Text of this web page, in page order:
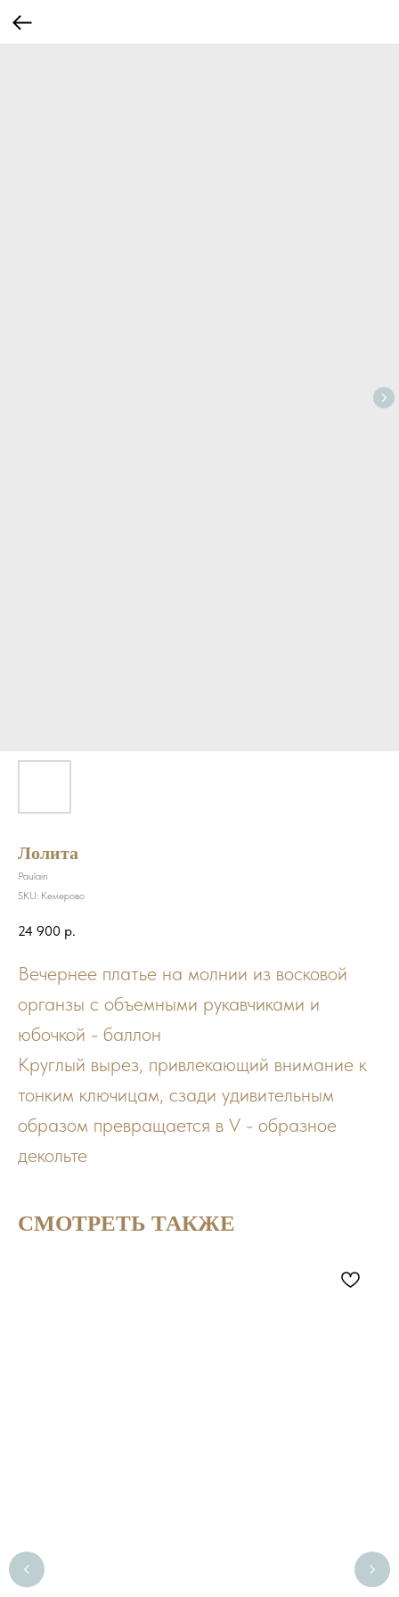
Лолита
Paulain
SKU: Кемерово
24 900 р.
Вечернее платье на молнии из восковой
органзы с объемными рукавчиками и
юбочкой - баллон
Круглый вырез, привлекающий внимание к
тонким ключицам, сзади удивительным
образом превращается в V - образное
декольте
СМОТРЕТЬ ТАКЖЕ